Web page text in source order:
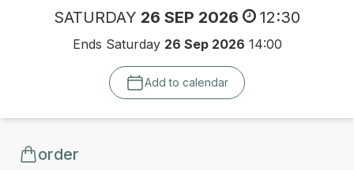
SATURDAY 26 SEP 2026 12:30
Ends Saturday 26 Sep 2026 14:00
Add to calendar
order